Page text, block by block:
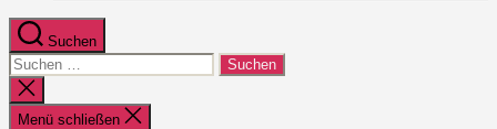
Suchen
Suche
nach:
Suche
schließen
Menü schließen